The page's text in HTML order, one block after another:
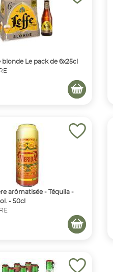
blonde Le pack de 6x25cl
arômatisée - Téquila -
- 50cl